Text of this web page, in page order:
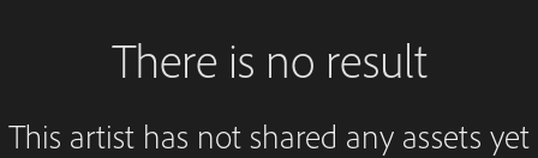
There is no result
This artist has not shared any assets yet